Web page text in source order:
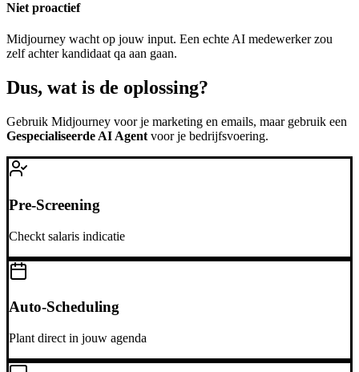
Niet proactief
Midjourney wacht op jouw input. Een echte AI medewerker zou
zelf achterkandidaat qa aan gaan.
Dus, wat is de oplossing?
Gebruik Midjourney voor je marketing en emails, maar gebruik een
Gespecialiseerde AI Agent voor je bedrijfsvoering.
Pre-Screening
Checkt salaris indicatie
Auto-Scheduling
Plant direct in jouw agenda